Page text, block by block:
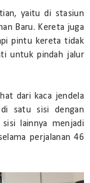
yaitu di stasiun
Baru. Kereta juga
pintu kereta tidak
untuk pindah jalur
dari kaca jendela
satu sisi dengan
lainnya menjadi
perjalanan 46